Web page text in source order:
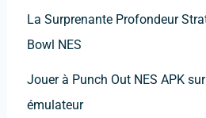
La Surprenante Profondeur
Bowl NES
Jouer à Punch Out NES APK
émulateur